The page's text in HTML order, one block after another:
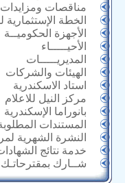
مناقصات ومزايدات
الخطة
الأجهزة الحكوميــة
الأحيـــــاء
المديريـــــات
الهيئات والشركات
استاد الاسكندرية
مركز النيل للاعلام
بانوراما الإسكندرية
المستندات
النشرة الشهرية
خدمة نتائج
شــارك بمقترحاتـك